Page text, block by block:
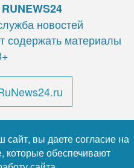
RUNEWS24
новостей
содержать материалы
вы даете согласие на
которые обеспечивают